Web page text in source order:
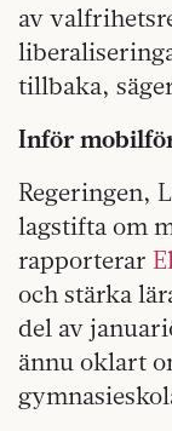
av
tillbaka,
Inför
Regeringen,
lagstifta om
rapporterar
och stärka
del av
ännu oklart